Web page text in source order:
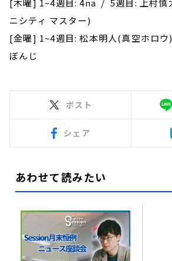
[木曜] 1~4週目: 4na / 5週目: 上村慎
ニシティ マスター)
[金曜] 1~4週目: 松本明人(真空ホロ
ぼんじ
ポスト
シェア
あわせて読みたい